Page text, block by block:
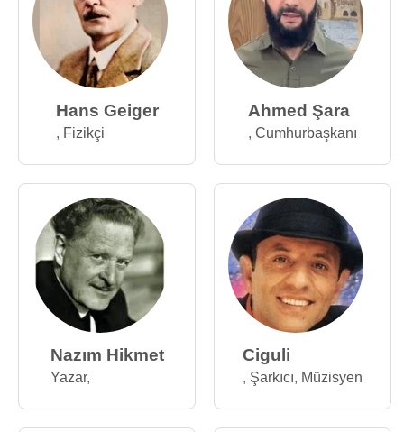
Hans Geiger
, Fizikçi
Ahmed Şara
, Cumhurbaşkanı
Nazım Hikmet
Yazar,
Ciguli
, Şarkıcı, Müzisyen